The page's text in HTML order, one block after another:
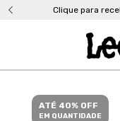
Clique para
ATÉ 40% OFF
EM QUANTIDADE